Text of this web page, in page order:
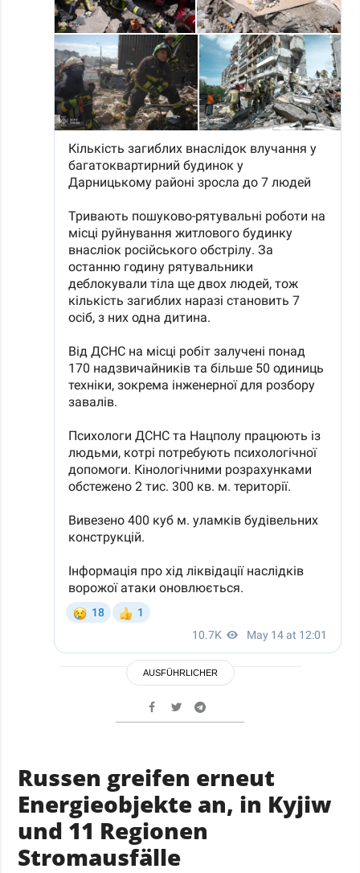
AUSFÜHRLICHER
Russen greifen erneut
Energieobjekte an, in Kyjiw
und 11 Regionen
Stromausfälle